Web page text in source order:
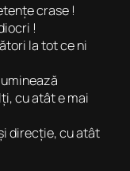
crase !
!
la tot ce ni
cu atât e mai
direcție, cu atât